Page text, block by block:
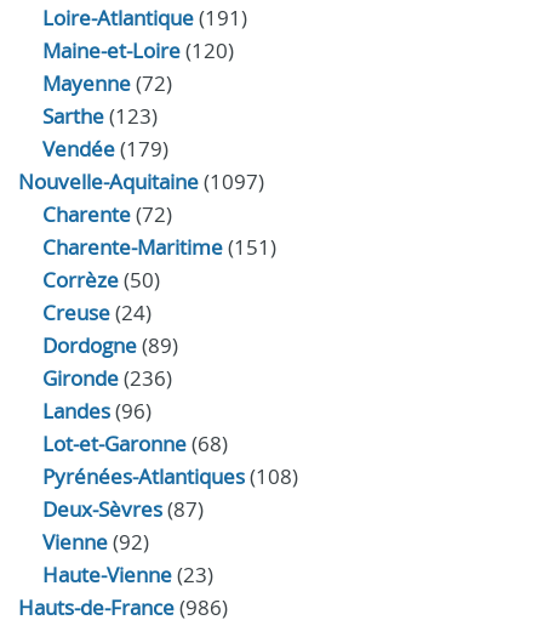
Loire-Atlantique(191)
Maine-et-Loire(120)
Mayenne(72)
Sarthe(123)
Vendée(179)
Nouvelle-Aquitaine(1097)
Charente(72)
Charente-Maritime(151)
Corrèze(50)
Creuse(24)
Dordogne(89)
Gironde(236)
Landes(96)
Lot-et-Garonne(68)
Pyrénées-Atlantiques(108)
Deux-Sèvres(87)
Vienne(92)
Haute-Vienne(23)
Hauts-de-France(986)